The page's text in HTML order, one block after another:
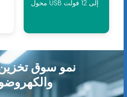
محول USB إلى 12 فولت
نمو سوق